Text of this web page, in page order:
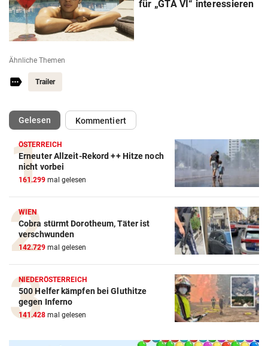
für „GTA VI“ interessieren
Ähnliche Themen
Trailer
Gelesen(ausgewählt)Kommentiert
ÖSTERREICH
Erneuter Allzeit-Rekord ++ Hitze noch
nicht vorbei
161.299 mal gelesen
WIEN
Cobra stürmt Dorotheum, Täter ist
verschwunden
142.729 mal gelesen
NIEDERÖSTERREICH
500 Helfer kämpfen bei Gluthitze
gegen Inferno
141.428 mal gelesen